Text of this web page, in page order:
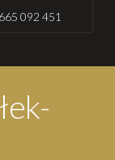
665 092 451